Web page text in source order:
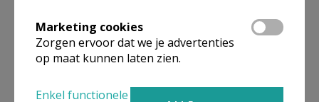
Geen artikels gevonden.
Pagina's
Marketing cookies
Zorgen ervoor dat we je advertenties
op maat kunnen laten zien.
Enkel functionele